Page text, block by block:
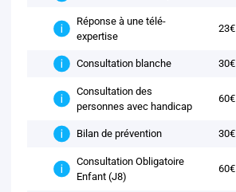
Réponse à une télé-
expertise
23€
Consultation blanche 30€
Consultation des
personnes avec handicap
60€
Bilan de prévention 30€
Consultation Obligatoire
Enfant (J8)
60€